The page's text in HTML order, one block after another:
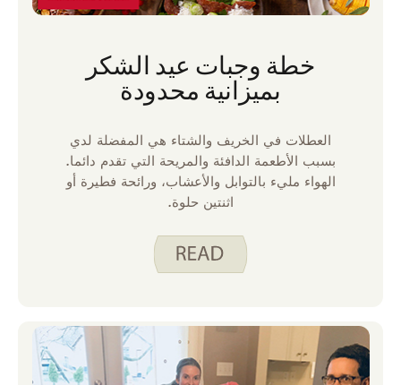
خطة وجبات عيد الشكر
بميزانية محدودة
العطلات في الخريف والشتاء هي المفضلة لدي
بسبب الأطعمة الدافئة والمريحة التي تقدم دائما.
الهواء مليء بالتوابل والأعشاب، ورائحة فطيرة أو
اثنتين حلوة.